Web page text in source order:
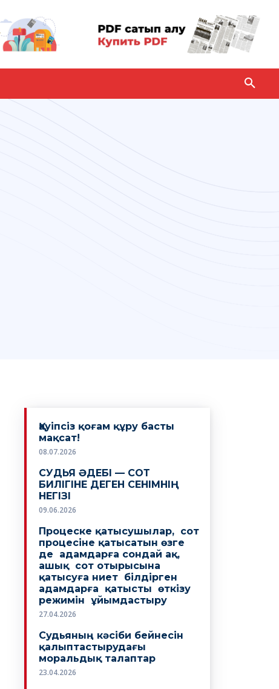
Қауіпсіз қоғам құру басты
мақсат!
08.07.2026
СУДЬЯ ӘДЕБІ — СОТ
БИЛІГІНЕ ДЕГЕН СЕНІМНІҢ
НЕГІЗІ
09.06.2026
Процеске қатысушылар, сот
процесіне қатысатын өзге
де адамдарға сондай ақ,
ашық сот отырысына
қатысуға ниет білдірген
адамдарға қатысты өткізу
режимін ұйымдастыру
27.04.2026
Судьяның кәсіби бейнесін
қалыптастырудағы
моральдық талаптар
23.04.2026